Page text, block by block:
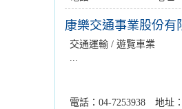
康樂交通事業股份有
交通運輸 / 遊覽車業
...
電話：04-7253938 地址